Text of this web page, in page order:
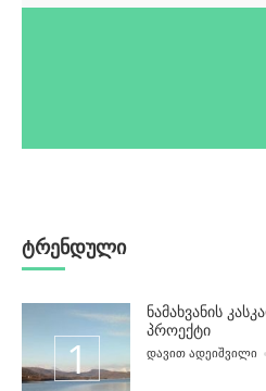
ტრენდული
ნამახვანის
პროექტი
POSTED BY
ᲓᲐᲕᲘᲗ ᲐᲓᲔᲘᲨᲕᲘᲚᲘ